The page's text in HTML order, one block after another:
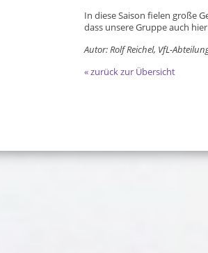
In diese Saison fielen große
dass unsere Gruppe auch
Autor: Rolf Reichel, VfL-
« zurück zur Übersicht